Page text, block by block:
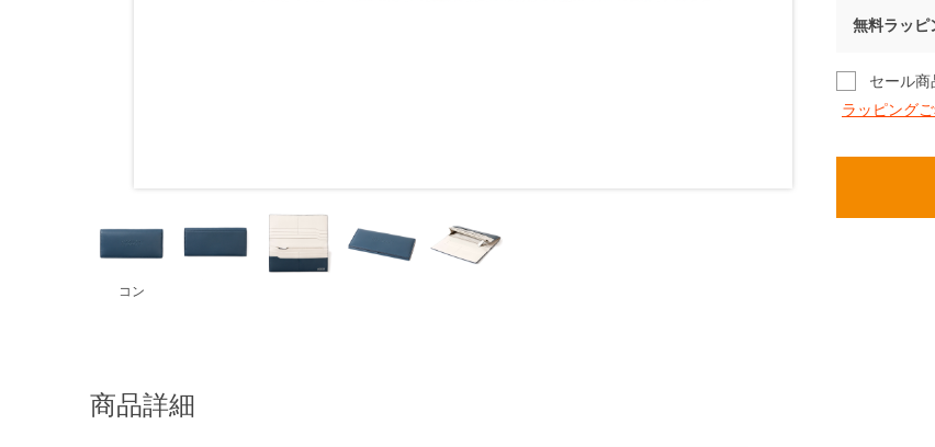
コン
商品詳細
無料ラッピ
セール商
ラッピング